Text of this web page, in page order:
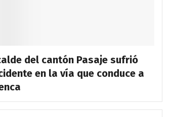
del cantón Pasaje sufrió
en la vía que conduce a